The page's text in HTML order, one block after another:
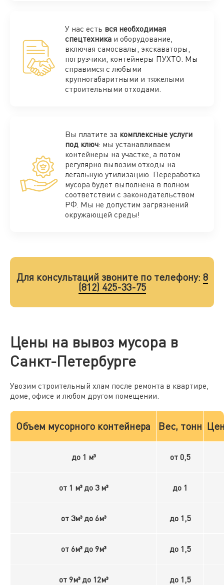
У нас есть вся необходимая
спецтехника и оборудование,
включая самосвалы, экскаваторы,
погрузчики, контейнеры ПУХТО. Мы
справимся с любыми
крупногабаритными и тяжелыми
строительными отходами.
Вы платите за комплексные услуги
под ключ: мы устанавливаем
контейнеры на участке, а потом
регулярно вывозим отходы на
легальную утилизацию. Переработка
мусора будет выполнена в полном
соответствии с законодательством
РФ. Мы не допустим загрязнений
окружающей среды!
Для консультаций звоните по телефону: 8
(812) 425-33-75
Цены на вывоз мусора в
Санкт-Петербурге
Увозим строительный хлам после ремонта в квартире,
доме, офисе и любом другом помещении.
Объем мусорного контейнера Вес, тонн
до 1 м³ от 0,5
от 1 м³ до 3 м³ до 1
от 3м³ до 6м³ до 1,5
от 6м³ до 9м³ до 1,5
от 9м³ до 12м³ до 1,5